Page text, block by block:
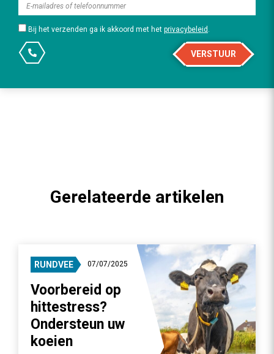
Bij het verzenden ga ik akkoord met het privacybeleid .
VERSTUUR
Gerelateerde artikelen
RUNDVEE 07/07/2025
Voorbereid op
hittestress?
Ondersteun uw
koeien